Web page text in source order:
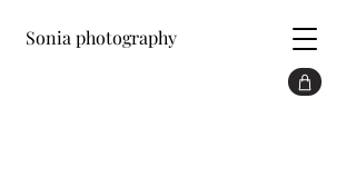
Sonia photography